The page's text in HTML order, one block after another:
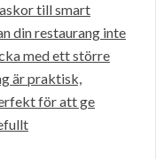
till smart
din restaurang inte
med ett större
är praktisk,
för att ge